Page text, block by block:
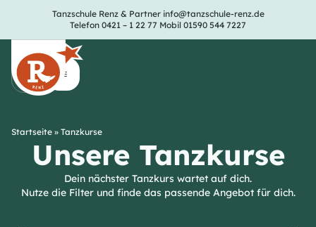
Tanzschule Renz & Partnerinfo@tanzschule-renz.de
Telefon 0421 – 1 22 77 Mobil 01590 544 7227
Startseite » Tanzkurse
Unsere Tanzkurse
Dein nächster Tanzkurs wartet auf dich.
Nutze die Filter und finde das passende Angebot für dich.